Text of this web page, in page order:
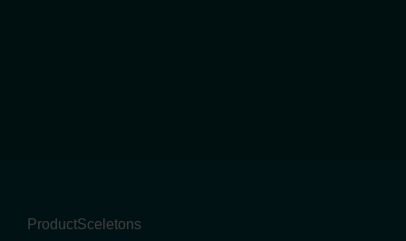
ProductSceletons